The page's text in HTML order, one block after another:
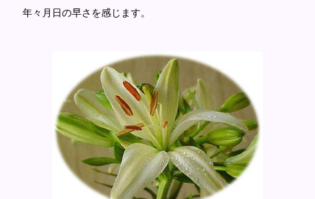
年々月日の早さを感じます。